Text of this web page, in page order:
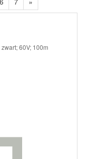
60V; 100m